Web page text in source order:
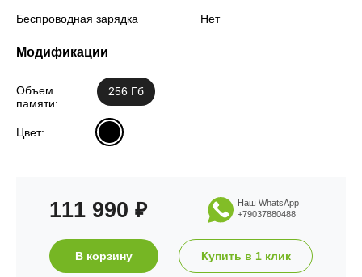
Беспроводная зарядка
Нет
Модификации
Объем
памяти:
256 Гб
Цвет:
111 990 ₽
Наш WhatsApp
+79037880488
В корзину Купить в 1 клик